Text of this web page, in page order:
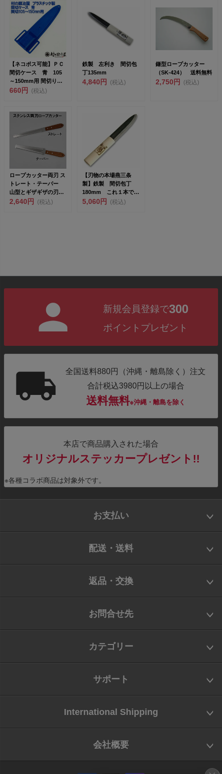
【ネコポス可能】ＰＣ
間切ケース 青 105
～150mm用 間切り用
の鞘です。プラスチッ
660円 (税込)
鉄製 左利き 間切包
丁135mm
4,840円 (税込)
鎌型ロープカッター
（SK-424） 送料無料
2,750円 (税込)
ロープカッター両刃 ス
トレート・テーパー
山型とギザギザの刃が
よく切れます！ ロー
2,640円 (税込)
【刃物の本場燕三条
製】鉄製 間切包丁
180mm これ１本で魚
やロープなど切ったり
5,060円 (税込)
新規会員登録で300
ポイントプレゼント
全国送料880円（沖縄・離島除く）注文
合計税込3980円以上の場合
送料無料※沖縄・離島を除く
本店で商品購入された場合
オリジナルステッカープレゼント!!
※各種コラボ商品は対象外です。
お支払い
配送・送料
返品・交換
お問合せ先
カテゴリー
サポート
International Shipping
会社概要